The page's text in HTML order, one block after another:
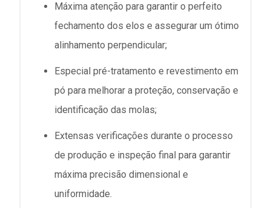
Máxima atenção para garantir o perfeito
fechamento dos elos e assegurar um ótimo
alinhamento perpendicular;
Especial pré-tratamento e revestimento em
pó para melhorar a proteção, conservação e
identificação das molas;
Extensas verificações durante o processo
de produção e inspeção final para garantir
máxima precisão dimensional e
uniformidade.